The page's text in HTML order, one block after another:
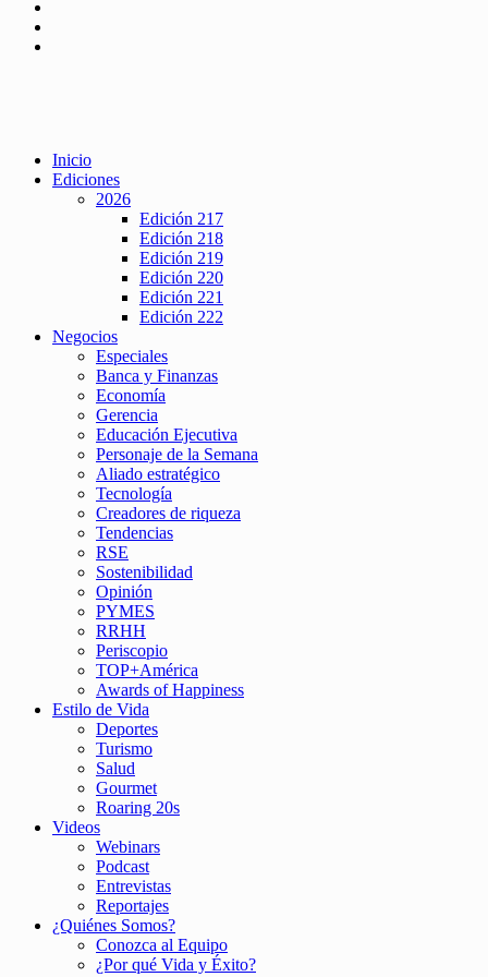
Inicio
Ediciones
2026
Edición 217
Edición 218
Edición 219
Edición 220
Edición 221
Edición 222
Negocios
Especiales
Banca y Finanzas
Economía
Gerencia
Educación Ejecutiva
Personaje de la Semana
Aliado estratégico
Tecnología
Creadores de riqueza
Tendencias
RSE
Sostenibilidad
Opinión
PYMES
RRHH
Periscopio
TOP+América
Awards of Happiness
Estilo de Vida
Deportes
Turismo
Salud
Gourmet
Roaring 20s
Videos
Webinars
Podcast
Entrevistas
Reportajes
¿Quiénes Somos?
Conozca al Equipo
¿Por qué Vida y Éxito?